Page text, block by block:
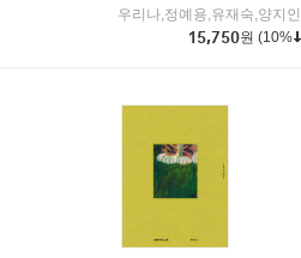
15,750원 (10%